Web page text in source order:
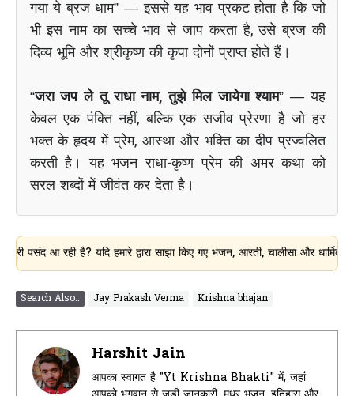
गया ये ब्रज धाम” — इससे यह भाव प्रकट होता है कि जो
भी इस नाम का सच्चे भाव से जाप करता है, उसे ब्रज की
दिव्य भूमि और श्रीकृष्ण की कृपा दोनों प्राप्त होते हैं।
“जरा जप ले तू राधा नाम, तुझे मिल जायेगा श्याम” — यह
केवल एक पंक्ति नहीं, बल्कि एक सजीव प्रेरणा है जो हर
भक्त के हृदय में प्रेम, आस्था और भक्ति का दीप प्रज्वलित
करती है। यह भजन राधा-कृष्ण प्रेम की अमर कथा को
सरल शब्दों में जीवंत कर देता है।
आ रही है? यदि हमारे द्वारा साझा किए गए भजन, आरती, चालीसा और धार्मिक
Search Also.. Jay Prakash Verma Krishna bhajan
Harshit Jain
आपका स्वागत है "Yt Krishna Bhakti" में, जहां